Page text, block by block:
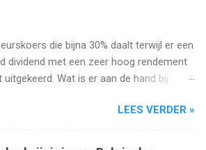
die bijna 30% daalt terwijl er een
dividend met een zeer hoog rendement
uitgekeerd. Wat is er aan de hand bij
het dividend. Kan dat wel zo hoog
LEES VERDER »